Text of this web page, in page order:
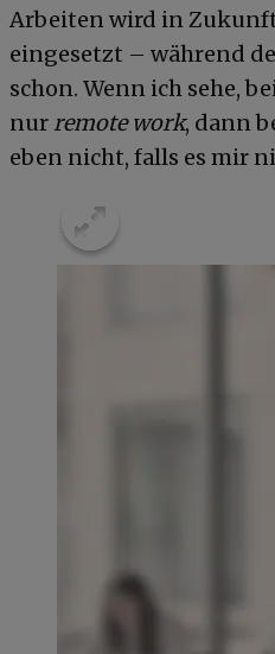
Arbeiten wird in
eingesetzt – während
schon. Wenn ich sehe,
nurremote work, dann
eben nicht, falls es mir